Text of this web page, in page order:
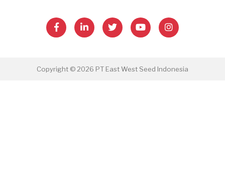
Copyright © 2026 PT East West Seed Indonesia